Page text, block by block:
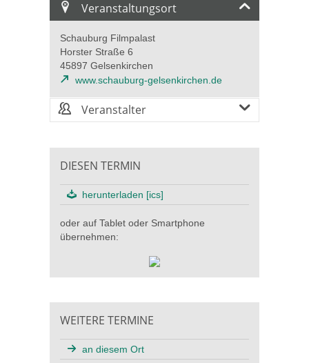
Veranstaltungsort
Schauburg Filmpalast
Horster Straße 6
45897 Gelsenkirchen
www.schauburg-gelsenkirchen.de
Veranstalter
DIESEN TERMIN
herunterladen [ics]
oder auf Tablet oder Smartphone
übernehmen:
WEITERE TERMINE
an diesem Ort